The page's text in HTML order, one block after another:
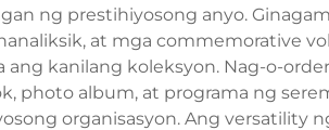
ng prestihiyosong anyo.
at mga commemorative
ang kanilang koleksyon. Nag-o-
photo album, at programa ng
organisasyon. Ang